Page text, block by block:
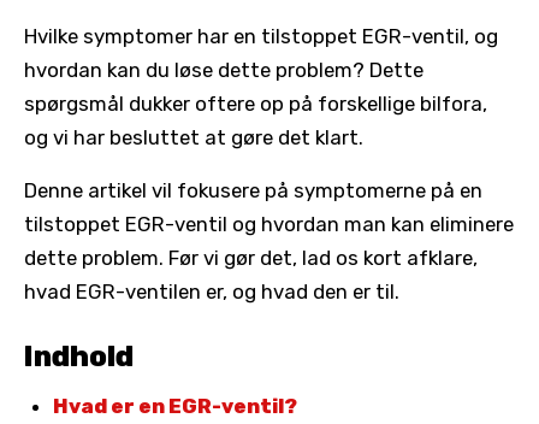
Hvilke symptomer har en tilstoppet EGR-ventil, og
hvordan kan du løse dette problem? Dette
spørgsmål dukker oftere op på forskellige bilfora,
og vi har besluttet at gøre det klart.
Denne artikel vil fokusere på symptomerne på en
tilstoppet EGR-ventil og hvordan man kan eliminere
dette problem. Før vi gør det, lad os kort afklare,
hvad EGR-ventilen er, og hvad den er til.
Indhold
Hvad er en EGR-ventil?